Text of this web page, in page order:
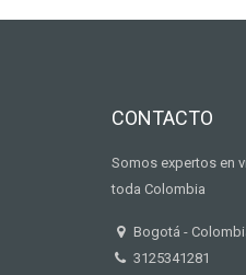
CONTACTO
Somos expertos en
toda Colombia
Bogotá -
3125341281